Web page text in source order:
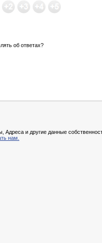
об ответах?
Адреса и другие данные
нам.